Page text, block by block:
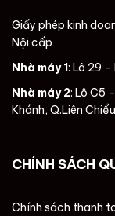
Giấy phép kinh
Nội cấp
Nhà máy 1: Lô 29 –
Nhà máy 2: Lô C5
Khánh, Q.Liên
CHÍNH SÁCH
Chính sách thanh